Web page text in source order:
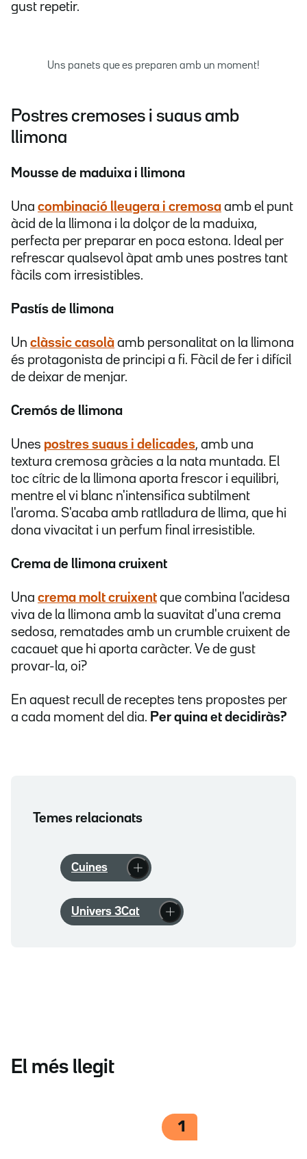
gust repetir.
Uns panets que es preparen amb un moment!
Postres cremoses i suaus amb
llimona
Mousse de maduixa i llimona
Una combinació lleugera i cremosa amb el punt
àcid de la llimona i la dolçor de la maduixa,
perfecta per preparar en poca estona. Ideal per
refrescar qualsevol àpat amb unes postres tant
fàcils com irresistibles.
Pastís de llimona
Un clàssic casolà amb personalitat on la llimona
és protagonista de principi a fi. Fàcil de fer i difícil
de deixar de menjar.
Cremós de llimona
Unes postres suaus i delicades, amb una
textura cremosa gràcies a la nata muntada. El
toc cítric de la llimona aporta frescor i equilibri,
mentre el vi blanc n'intensifica subtilment
l'aroma. S'acaba amb ratlladura de llima, que hi
dona vivacitat i un perfum final irresistible.
Crema de llimona cruixent
Una crema molt cruixent que combina l'acidesa
viva de la llimona amb la suavitat d'una crema
sedosa, rematades amb un crumble cruixent de
cacauet que hi aporta caràcter. Ve de gust
provar-la, oi?
En aquest recull de receptes tens propostes per
a cada moment del dia. Per quina et decidiràs?
Temes relacionats
Cuines
Univers 3Cat
El més llegit
1